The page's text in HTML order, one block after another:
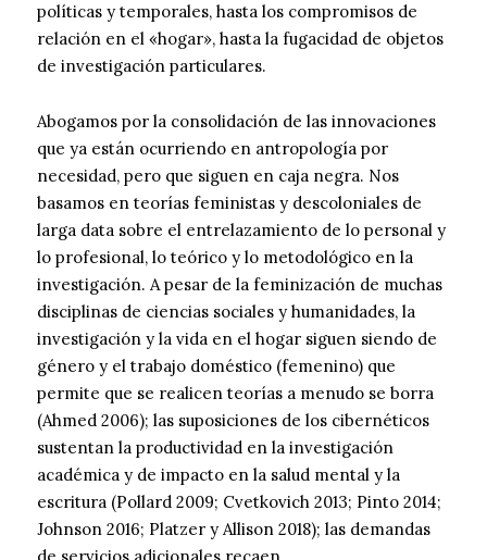
políticas y temporales, hasta los compromisos de
relación en el «hogar», hasta la fugacidad de objetos
de investigación particulares.
Abogamos por la consolidación de las innovaciones
que ya están ocurriendo en antropología por
necesidad, pero que siguen en caja negra. Nos
basamos en teorías feministas y descoloniales de
larga data sobre el entrelazamiento de lo personal y
lo profesional, lo teórico y lo metodológico en la
investigación. A pesar de la feminización de muchas
disciplinas de ciencias sociales y humanidades, la
investigación y la vida en el hogar siguen siendo de
género y el trabajo doméstico (femenino) que
permite que se realicen teorías a menudo se borra
(Ahmed 2006); las suposiciones de los cibernéticos
sustentan la productividad en la investigación
académica y de impacto en la salud mental y la
escritura (Pollard 2009; Cvetkovich 2013; Pinto 2014;
Johnson 2016; Platzer y Allison 2018); las demandas